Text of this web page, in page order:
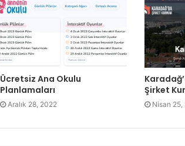
Ücretsiz Ana Okulu
Planlamaları
Aralık 28, 2022
Şirket
Nisan 25,